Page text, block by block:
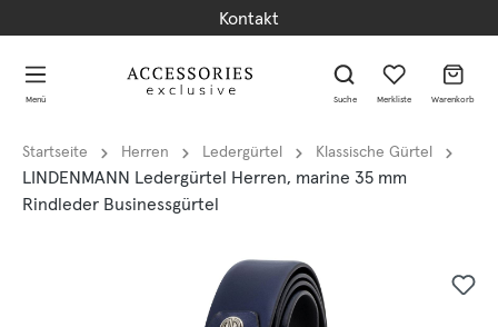
Kontakt
Menü Suche Merkliste Warenkorb
Startseite Herren Ledergürtel Klassische Gürtel
LINDENMANN Ledergürtel Herren, marine 35 mm
Rindleder Businessgürtel